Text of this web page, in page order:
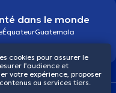
dans le monde
ÉquateurGuatemala
cookies pour assurer le
l’audience et
votre expérience, proposer
ou services tiers.